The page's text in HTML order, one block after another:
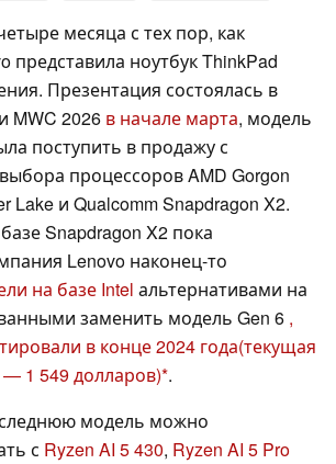
месяца с тех пор, как
представила ноутбук ThinkPad
Презентация состоялась в
MWC 2026 в начале марта, модель
поступить в продажу с
процессоров AMD Gorgon
Lake и Qualcomm Snapdragon X2.
Snapdragon X2 пока
Lenovo наконец-то
на базе Intel альтернативами на
заменить модель Gen 6 ,
в конце 2024 года(текущая
1 549 долларов) .
модель можно
с Ryzen AI 5 430, Ryzen AI 5 Pro